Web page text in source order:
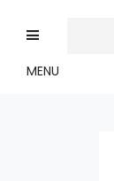
MENU